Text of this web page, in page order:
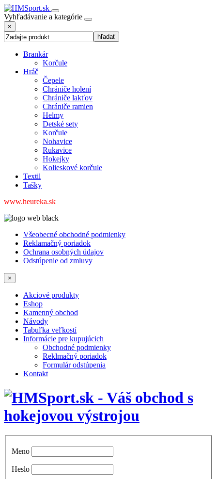
Vyhľadávanie a kategórie
×
Brankár
Korčule
Hráč
Čepele
Chrániče holení
Chrániče lakťov
Chrániče ramien
Helmy
Detské sety
Korčule
Nohavice
Rukavice
Hokejky
Kolieskové korčule
Textil
Tašky
www.heureka.sk
Všeobecné obchodné podmienky
Reklamačný poriadok
Ochrana osobných údajov
Odstúpenie od zmluvy
×
Akciové produkty
Eshop
Kamenný obchod
Návody
Tabuľka veľkostí
Informácie pre kupujúcich
Obchodné podmienky
Reklmačný poriadok
Formulár odstúpenia
Kontakt
Meno
Heslo